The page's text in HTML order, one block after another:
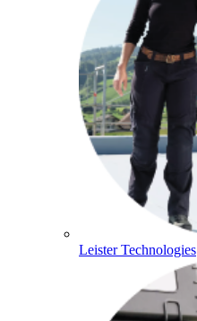
Leister Technologies